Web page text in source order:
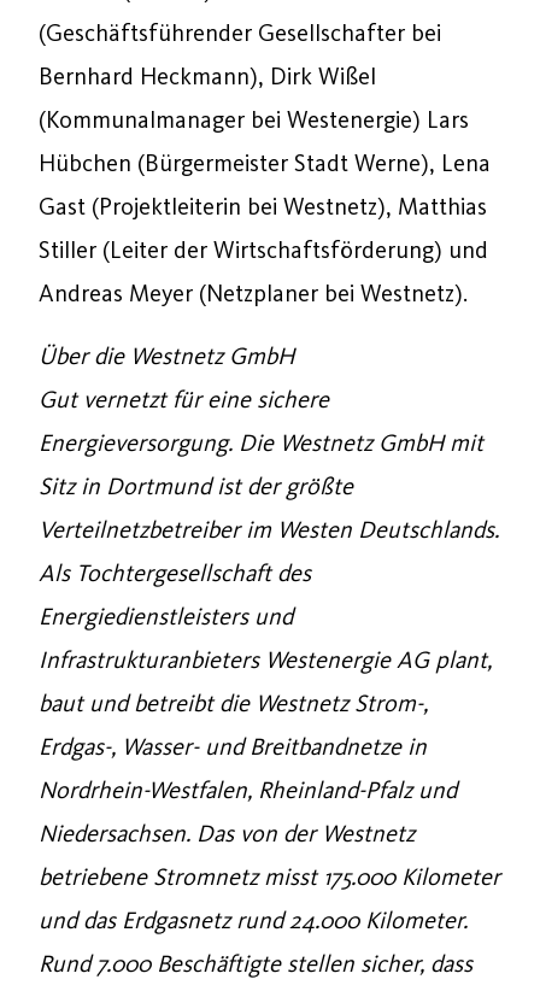
(Geschäftsführender Gesellschafter bei
Bernhard Heckmann), Dirk Wißel
(Kommunalmanager bei Westenergie) Lars
Hübchen (Bürgermeister Stadt Werne), Lena
Gast (Projektleiterin bei Westnetz), Matthias
Stiller (Leiter der Wirtschaftsförderung) und
Andreas Meyer (Netzplaner bei Westnetz).
Über die Westnetz GmbH
Gut vernetzt für eine sichere
Energieversorgung. Die Westnetz GmbH mit
Sitz in Dortmund ist der größte
Verteilnetzbetreiber im Westen Deutschlands.
Als Tochtergesellschaft des
Energiedienstleisters und
Infrastrukturanbieters Westenergie AG plant,
baut und betreibt die Westnetz Strom-,
Erdgas-, Wasser- und Breitbandnetze in
Nordrhein-Westfalen, Rheinland-Pfalz und
Niedersachsen. Das von der Westnetz
betriebene Stromnetz misst 175.000 Kilometer
und das Erdgasnetz rund 24.000 Kilometer.
Rund 7.000 Beschäftigte stellen sicher, dass